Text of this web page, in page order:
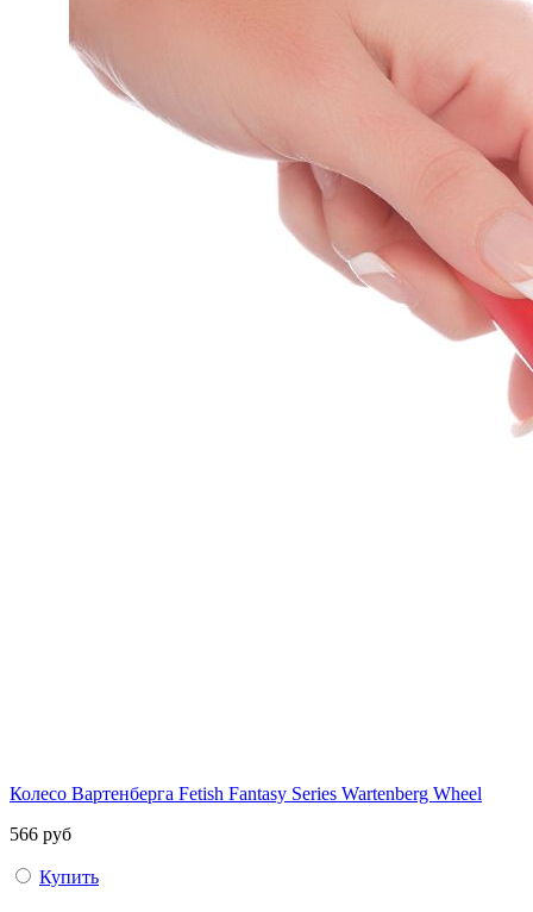
Колесо Вартенберга Fetish Fantasy Series Wartenberg Wheel
566 руб
Купить